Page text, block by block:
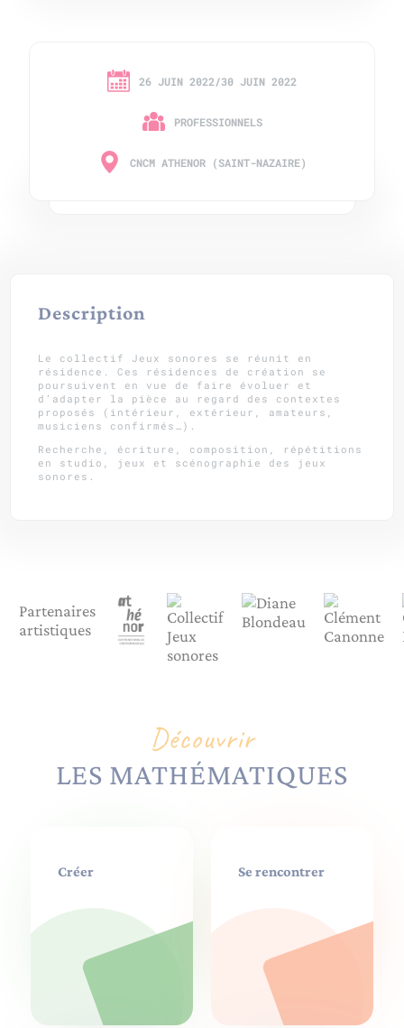
26 JUIN 2022/30 JUIN 2022
PROFESSIONNELS
CNCM ATHENOR (SAINT-NAZAIRE)
Description
Le collectif Jeux sonores se réunit en
résidence. Ces résidences de création se
poursuivent en vue de faire évoluer et
d’adapter la pièce au regard des contextes
proposés (intérieur, extérieur, amateurs,
musiciens confirmés…).
Recherche, écriture, composition, répétitions
en studio, jeux et scénographie des jeux
sonores.
Partenaires
artistiques
Découvrir
LES MATHÉMATIQUES
Créer Se rencontrer